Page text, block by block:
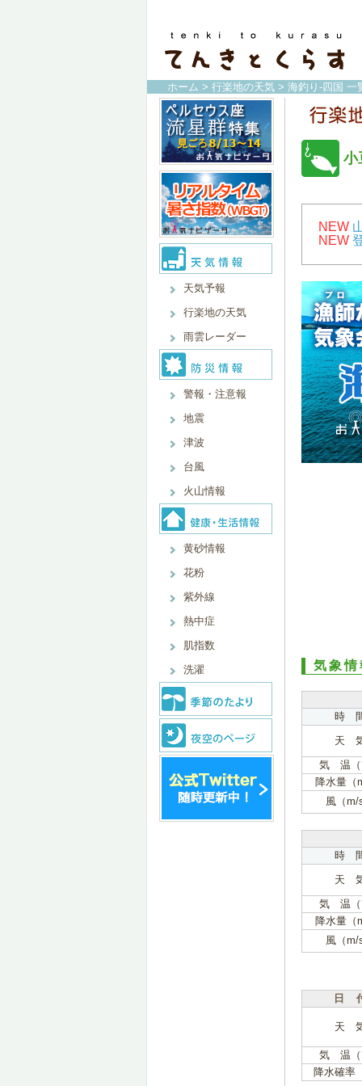
ホーム > 行楽地の天気 > 海釣り-四国 一
天気予報
行楽地の天気
雨雲レーダー
警報・注意報
地震
津波
台風
火山情報
黄砂情報
花粉
紫外線
熱中症
肌指数
洗濯
小
NEW
NEW
気象情
時
天
気 温
降水量（
風（m/
時
天
気 温
降水量（
風（m/
日
天
気 温
降水確率